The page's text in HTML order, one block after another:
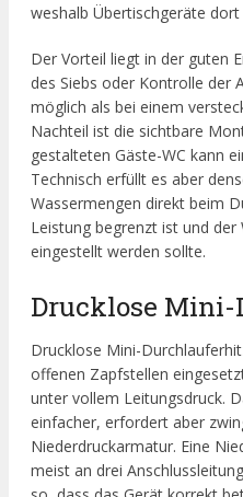
weshalb Übertischgeräte
Der Vorteil liegt in der guten
des Siebs oder Kontrolle der
möglich als bei einem
Nachteil ist die sichtbare
gestalteten Gäste-WC kann
Technisch erfüllt es aber
Wassermengen direkt beim
Leistung begrenzt ist und
eingestellt werden sollte.
Drucklose
Drucklose Mini-
offenen Zapfstellen
unter vollem Leitungsdruck.
einfacher, erfordert aber
Niederdruckarmatur. Eine
meist an drei